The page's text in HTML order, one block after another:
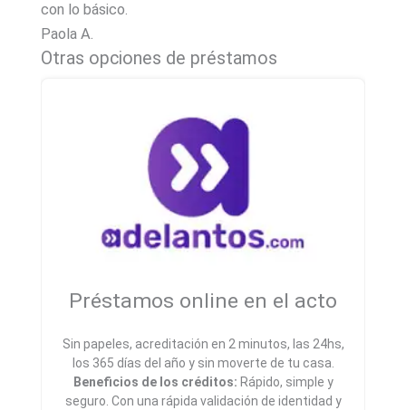
con lo básico.
Paola A.
Otras opciones de préstamos
Préstamos online en el acto
Sin papeles, acreditación en 2 minutos, las 24hs,
los 365 días del año y sin moverte de tu casa.
Beneficios de los créditos: Rápido, simple y
seguro. Con una rápida validación de identidad y